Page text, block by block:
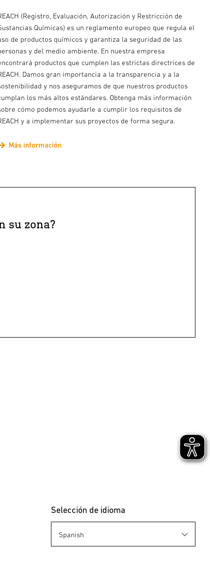
(Registro, Evaluación, Autorización y Restricción de
Químicas) es un reglamento europeo que regula el
de productos químicos y garantiza la seguridad de las
y del medio ambiente. En nuestra empresa
productos que cumplen las estrictas directrices de
Damos gran importancia a la transparencia y a la
y nos aseguramos de que nuestros productos
los más altos estándares. Obtenga más información
cómo podemos ayudarle a cumplir los requisitos de
y a implementar sus proyectos de forma segura.
Más información
su zona?
Selección de idioma